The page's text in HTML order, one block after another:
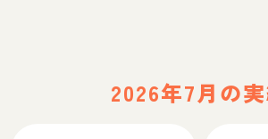
2026年7月の